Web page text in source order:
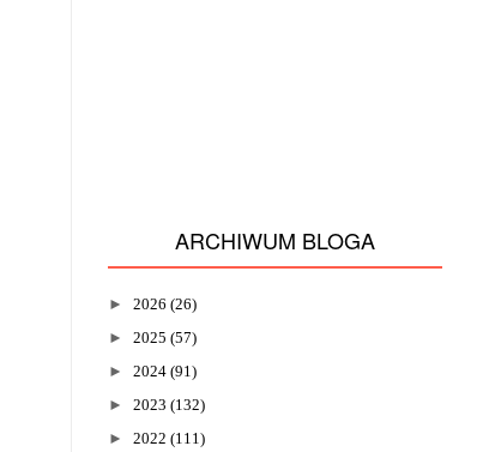
ARCHIWUM BLOGA
► 2026 (26)
► 2025 (57)
► 2024 (91)
► 2023 (132)
► 2022 (111)